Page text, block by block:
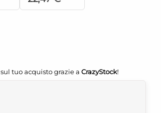
sul tuo acquisto grazie a CrazyStock!